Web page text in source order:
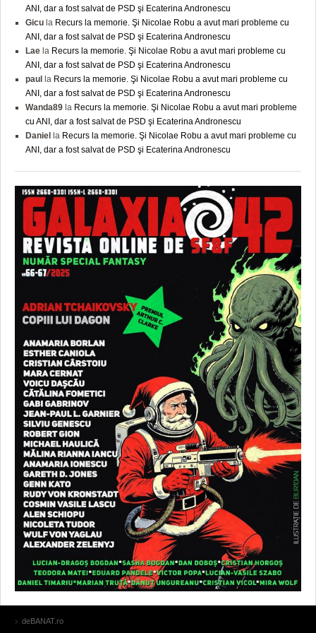
ANI, dar a fost salvat de PSD şi Ecaterina Andronescu
Gicu la Recurs la memorie. Şi Nicolae Robu a avut mari probleme cu
ANI, dar a fost salvat de PSD şi Ecaterina Andronescu
Lae la Recurs la memorie. Şi Nicolae Robu a avut mari probleme cu
ANI, dar a fost salvat de PSD şi Ecaterina Andronescu
paul la Recurs la memorie. Şi Nicolae Robu a avut mari probleme cu
ANI, dar a fost salvat de PSD şi Ecaterina Andronescu
Wanda89 la Recurs la memorie. Şi Nicolae Robu a avut mari probleme
cu ANI, dar a fost salvat de PSD şi Ecaterina Andronescu
Daniel la Recurs la memorie. Şi Nicolae Robu a avut mari probleme cu
ANI, dar a fost salvat de PSD şi Ecaterina Andronescu
deBANAT.ro